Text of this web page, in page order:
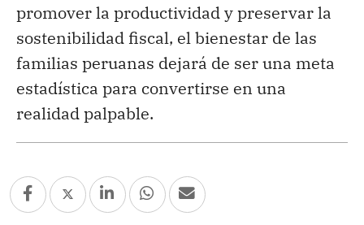
promover la productividad y preservar la
sostenibilidad fiscal, el bienestar de las
familias peruanas dejará de ser una meta
estadística para convertirse en una
realidad palpable.